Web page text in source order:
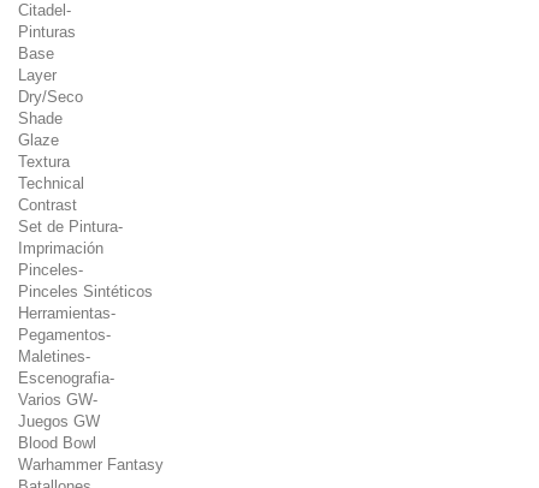
Citadel-
Pinturas
Base
Layer
Dry/Seco
Shade
Glaze
Textura
Technical
Contrast
Set de Pintura-
Imprimación
Pinceles-
Pinceles Sintéticos
Herramientas-
Pegamentos-
Maletines-
Escenografia-
Varios GW-
Juegos GW
Blood Bowl
Warhammer Fantasy